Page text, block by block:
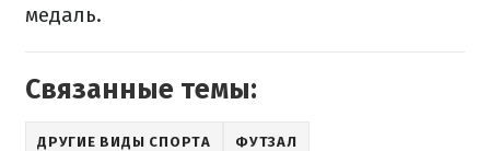
медаль.
Связанные темы:
ДРУГИЕ ВИДЫ СПОРТА ФУТЗАЛ